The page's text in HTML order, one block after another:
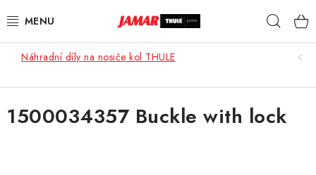
na
STŘEŠNÍ NOSIČE
Náhradní díly na nosiče kol THULE
1500034357 Buckle with lock